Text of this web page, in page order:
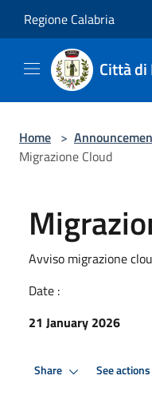
Regione Calabria
Città
Home >
Migrazione Cloud
Avviso migrazione
Date :
21 January 2026
Share See actions